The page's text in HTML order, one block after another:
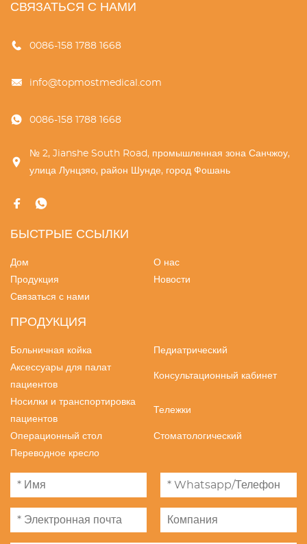
СВЯЗАТЬСЯ С НАМИ
0086-158 1788 1668
info@topmostmedical.com
0086-158 1788 1668
№ 2, Jianshe South Road, промышленная зона Санчжоу,
улица Лунцзяо, район Шунде, город Фошань
БЫСТРЫЕ ССЫЛКИ
Дом
О нас
Продукция
Новости
Связаться с нами
ПРОДУКЦИЯ
Больничная койка
Педиатрический
Аксессуары для палат
пациентов
Консультационный кабинет
Носилки и транспортировка
пациентов
Тележки
Операционный стол
Стоматологический
Переводное кресло